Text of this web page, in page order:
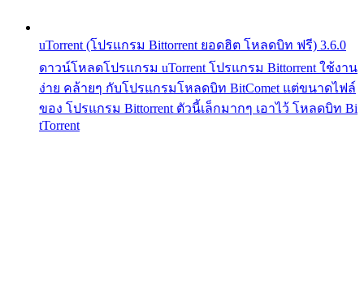
uTorrent (โปรแกรม Bittorrent ยอดฮิต โหลดบิท ฟรี) 3.6.0
ดาวน์โหลดโปรแกรม uTorrent โปรแกรม Bittorrent ใช้งาน
ง่าย คล้ายๆ กับโปรแกรมโหลดบิท BitComet แต่ขนาดไฟล์
ของ โปรแกรม Bittorrent ตัวนี้เล็กมากๆ เอาไว้ โหลดบิท Bi
tTorrent